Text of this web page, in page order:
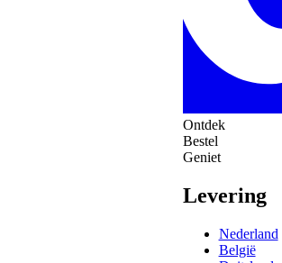
Ontdek
Bestel
Geniet
Levering
Nederland
België